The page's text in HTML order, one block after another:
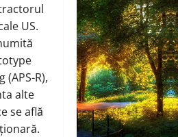
US.
(APS-R),
alte
se află